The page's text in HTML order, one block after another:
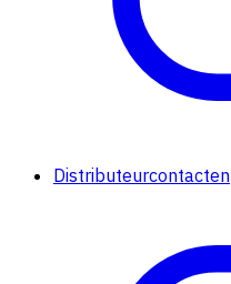
Distributeurcontacten